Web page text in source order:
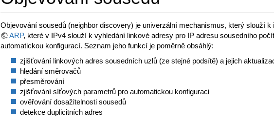
Objevování sousedů (neighbor discovery) je univerzální mechanismus, který slouží
ARP, které v IPv4 slouží k vyhledání linkové adresy pro IP adresu sousedního
automatickou konfigurací. Seznam jeho funkcí je poměrně obsáhlý:
zjišťování linkových adres sousedních uzlů (ze stejné podsítě) a jejich
hledání směrovačů
přesměrování
zjišťování síťových parametrů pro automatickou konfiguraci
ověřování dosažitelnosti sousedů
detekce duplicitních adres